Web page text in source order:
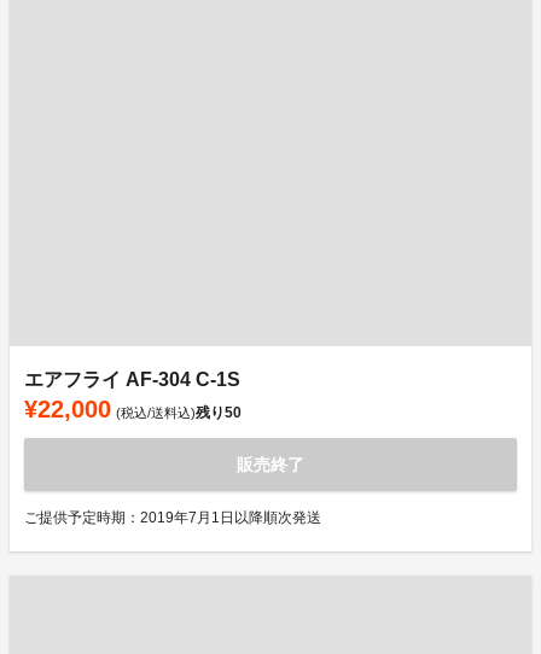
エアフライ AF-304 C-1S
¥22,000 (税込/送料込)残り50
販売終了
ご提供予定時期：2019年7月1日以降順次発送